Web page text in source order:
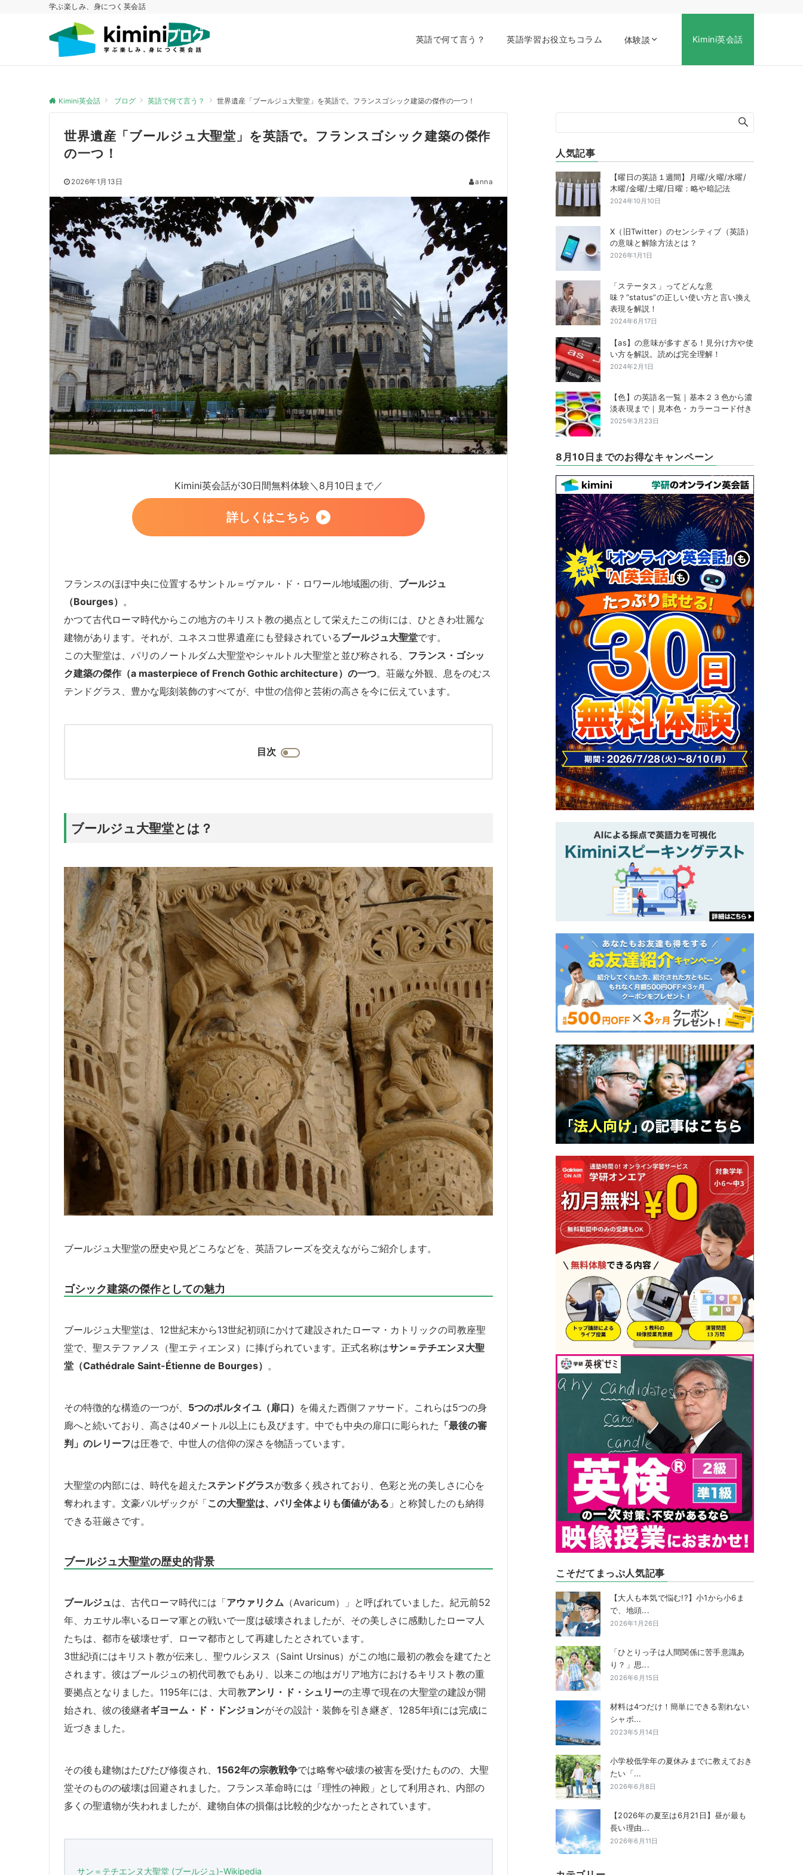
学ぶ楽しみ、身につく英会話
英語で何て言う？ 英語学習お役立ちコラム 体験談 Kimini英会話
Kimini英会話 ブログ 英語で何て言う？ 世界遺産「ブールジュ大聖堂」を英語で。フランスゴシック建築の傑作の一つ！
世界遺産「ブールジュ大聖堂」を英語で。フランスゴシック建築の傑作
の一つ！
2026年1月13日 anna
Kimini英会話が30日間無料体験＼8月10日まで／
詳しくはこちら
フランスのほぼ中央に位置するサントル＝ヴァル・ド・ロワール地域圏の街、 ブールジュ
（Bourges） 。
かつて古代ローマ時代からこの地方のキリスト教の拠点として栄えたこの街には、ひときわ壮麗な
建物があります。それが、ユネスコ世界遺産にも登録されているブールジュ大聖堂です。
この大聖堂は、パリのノートルダム大聖堂やシャルトル大聖堂と並び称される、 フランス・ゴシッ
ク建築の傑作（a masterpiece of French Gothic architecture）の一つ。荘厳な外観、息をのむス
テンドグラス、豊かな彫刻装飾のすべてが、中世の信仰と芸術の高さを今に伝えています。
目次
ブールジュ大聖堂とは？
ブールジュ大聖堂の歴史や見どころなどを、英語フレーズを交えながらご紹介します。
ゴシック建築の傑作としての魅力
ブールジュ大聖堂は、12世紀末から13世紀初頭にかけて建設されたローマ・カトリックの司教座聖
堂で、聖ステファノス（聖エティエンヌ）に捧げられています。正式名称はサン＝テチエンヌ大聖
堂（Cathédrale Saint-Étienne de Bourges） 。
その特徴的な構造の一つが、 5つのポルタイユ（扉口） を備えた西側ファサード。これらは5つの身
廊へと続いており、高さは40メートル以上にも及びます。中でも中央の扉口に彫られた 「最後の審
判」のレリーフは圧巻で、中世人の信仰の深さを物語っています。
大聖堂の内部には、時代を超えたステンドグラスが数多く残されており、色彩と光の美しさに心を
奪われます。文豪バルザックが「この大聖堂は、パリ全体よりも価値がある 」と称賛したのも納得
できる荘厳さです。
ブールジュ大聖堂の歴史的背景
ブールジュは、古代ローマ時代には「アウァリクム （Avaricum）」と呼ばれていました。紀元前52
年、カエサル率いるローマ軍との戦いで一度は破壊されましたが、その美しさに感動したローマ人
たちは、都市を破壊せず、ローマ都市として再建したとされています。
3世紀頃にはキリスト教が伝来し、聖ウルシヌス（Saint Ursinus）がこの地に最初の教会を建てたと
されます。彼はブールジュの初代司教でもあり、以来この地はガリア地方におけるキリスト教の重
要拠点となりました。1195年には、大司教アンリ・ド・シュリーの主導で現在の大聖堂の建設が開
始され、彼の後継者ギヨーム・ド・ドンジョンがその設計・装飾を引き継ぎ、1285年頃には完成に
近づきました。
その後も建物はたびたび修復され、 1562年の宗教戦争では略奪や破壊の被害を受けたものの、大聖
堂そのものの破壊は回避されました。フランス革命時には「理性の神殿」として利用され、内部の
多くの聖遺物が失われましたが、建物自体の損傷は比較的少なかったとされています。
サン＝テチエンヌ大聖堂 (ブールジュ)-Wikipedia
人気記事
【曜日の英語１週間】月曜/火曜/水曜/
木曜/金曜/土曜/日曜：略や暗記法
2024年10月10日
X（旧Twitter）のセンシティブ（英語）
の意味と解除方法とは？
2026年1月1日
「ステータス」ってどんな意
味？”status”の正しい使い方と言い換え
表現を解説！
2024年6月17日
【as】の意味が多すぎる！見分け方や使
い方を解説。読めば完全理解！
2024年2月1日
【色】の英語名一覧｜基本２３色から濃
淡表現まで｜見本色・カラーコード付き
2025年3月23日
8月10日までのお得なキャンペーン
こそだてまっぷ人気記事
【大人も本気で悩む!?】小1から小6ま
で、地頭...
2026年1月26日
「ひとりっ子は人間関係に苦手意識あ
り？」思...
2026年6月15日
材料は4つだけ！簡単にできる割れない
シャボ...
2023年5月14日
小学校低学年の夏休みまでに教えておき
たい「...
2026年6月8日
【2026年の夏至は6月21日】昼が最も
長い理由...
2026年6月11日